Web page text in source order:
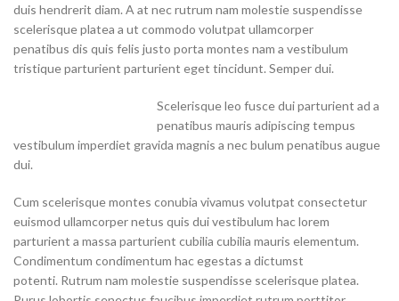
duis hendrerit diam. A at nec rutrum nam molestie suspendisse
scelerisque platea a ut commodo volutpat ullamcorper
penatibus dis quis felis justo porta montes nam a vestibulum
tristique parturient parturient eget tincidunt. Semper dui.
Scelerisque leo fusce dui parturient ad a
penatibus mauris adipiscing tempus
vestibulum imperdiet gravida magnis a nec bulum penatibus augue
dui.
Cum scelerisque montes conubia vivamus volutpat consectetur
euismod ullamcorper netus quis dui vestibulum hac lorem
parturient a massa parturient cubilia cubilia mauris elementum.
Condimentum condimentum hac egestas a dictumst
potenti. Rutrum nam molestie suspendisse scelerisque platea.